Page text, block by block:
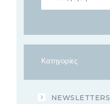
Κατηγορίες
NEWSLETTERS